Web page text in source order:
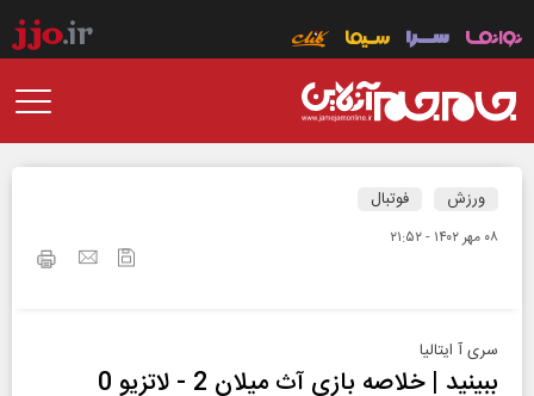
ورزش فوتبال
۰۸ مهر ۱۴۰۲ - ۲۱:۵۲
سری آ ایتالیا
ببینید | خلاصه بازی آث میلان 2 - لاتزیو 0